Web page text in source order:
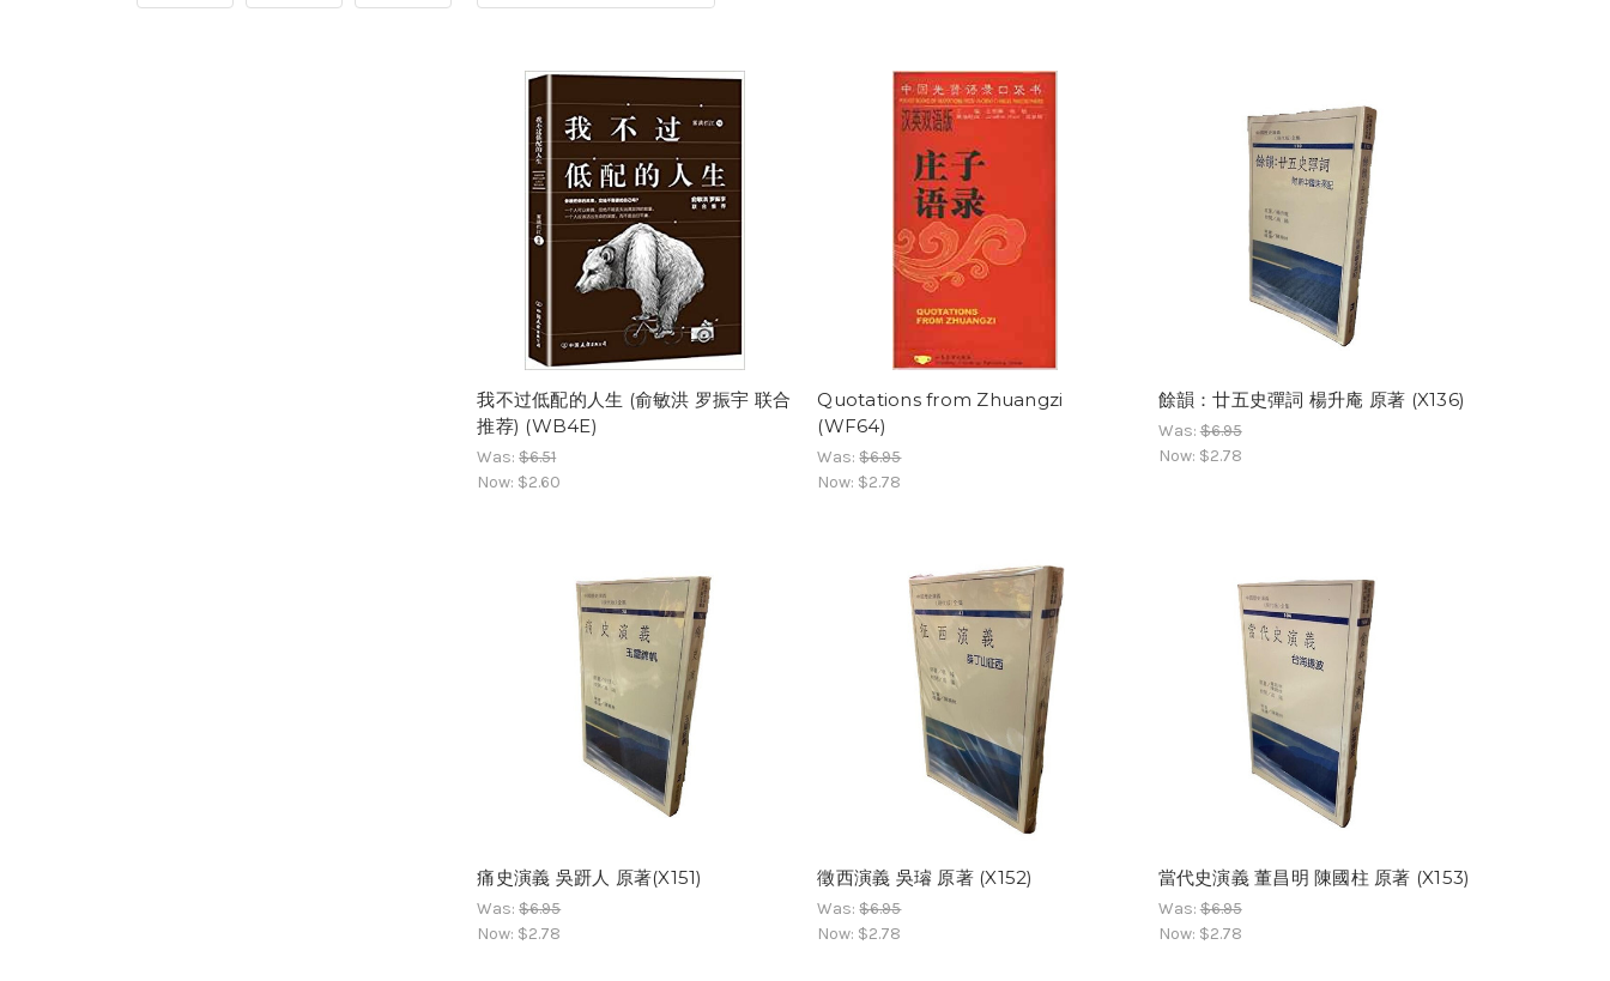
我不过低配的人生 (俞敏洪 罗振宇 联合
推荐) (WB4E)
Was:$6.51
Now: $2.60
Quotations from Zhuangzi
(WF64)
Was:$6.95
Now: $2.78
餘韻：廿五史彈詞 楊升庵 原著 (X136)
Was:$6.95
Now: $2.78
痛史演義 吳趼人 原著(X151)
Was:$6.95
Now: $2.78
徵西演義 吳璿 原著 (X152)
Was:$6.95
Now: $2.78
當代史演義 董昌明 陳國柱 原著 (X153)
Was:$6.95
Now: $2.78